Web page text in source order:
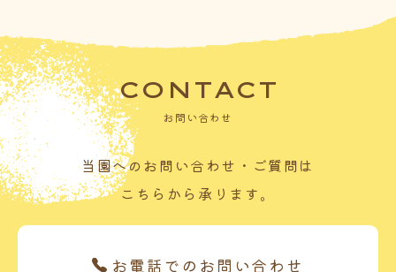
CONTACT
お問い合わせ
当園へのお問い合わせ・ご質問は
こちらから承ります。
お電話でのお問い合わせ